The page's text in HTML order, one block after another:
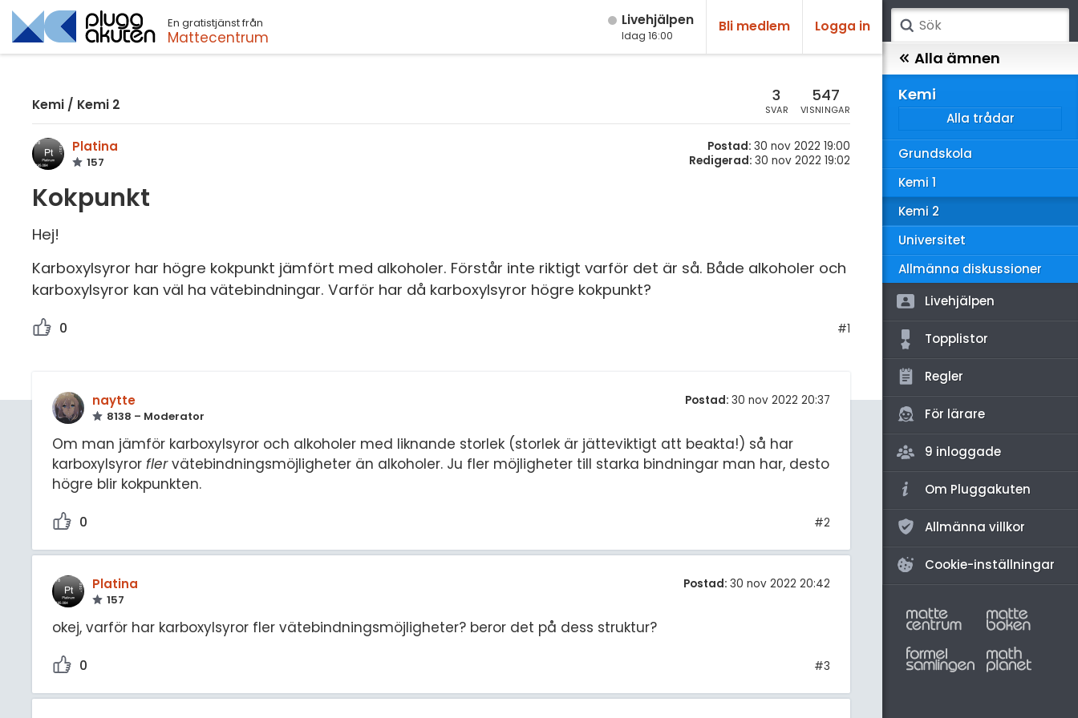
En gratistjänst från
Mattecentrum
Live­hjälpen
Idag 16:00
Bli medlem Logga in
Kemi / Kemi 2 3
SVAR
547
VISNINGAR
Platina
157
Postad: 30 nov 2022 19:00
Redigerad: 30 nov 2022 19:02
Kokpunkt
Hej!
Karboxylsyror har högre kokpunkt jämfört med alkoholer. Förstår inte riktigt varför det är så. Både alkoholer och
karboxylsyror kan väl ha vätebindningar. Varför har då karboxylsyror högre kokpunkt?
0 #1
naytte
8138 – Moderator
Postad: 30 nov 2022 20:37
Om man jämför karboxylsyror och alkoholer med liknande storlek (storlek är jätteviktigt att beakta!) så har
karboxylsyror flervätebindningsmöjligheter än alkoholer. Ju fler möjligheter till starka bindningar man har, desto
högre blir kokpunkten.
0 #2
Platina
157
Postad: 30 nov 2022 20:42
okej, varför har karboxylsyror fler vätebindningsmöjligheter? beror det på dess struktur?
0 #3
Sök
Matematik
Kemi
Alla ämnen
Kemi
Alla trådar
Grundskola
Kemi 1
Kemi 2
Universitet
Allmänna diskussioner
Livehjälpen
Topplistor
Regler
För lärare
9 inloggade
Om Pluggakuten
Allmänna villkor
Cookie-inställningar
Biologi
Svenska
Ekonomi
Övriga diskussioner